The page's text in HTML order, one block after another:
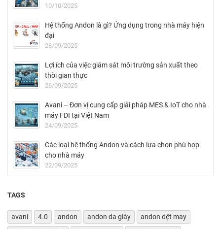
10/10/2025
Hệ thống Andon là gì? Ứng dụng trong nhà máy hiện
đại
28/09/2025
Lợi ích của việc giám sát môi trường sản xuất theo
thời gian thực
26/09/2025
Avani – Đơn vị cung cấp giải pháp MES & IoT cho nhà
máy FDI tại Việt Nam
24/09/2025
Các loại hệ thống Andon và cách lựa chọn phù hợp
cho nhà máy
22/09/2025
TAGS
avani 4.0 andon andon da giày
andon dệt may